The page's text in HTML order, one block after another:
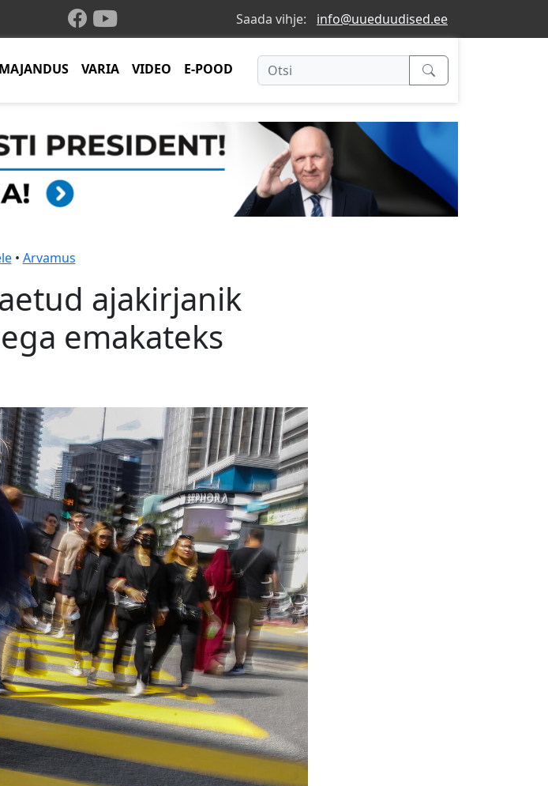
Saada vihje: info@uueduudised.ee
MAJANDUS VARIA VIDEO E-POOD
• Arvamus
ajakirjanik
emakateks